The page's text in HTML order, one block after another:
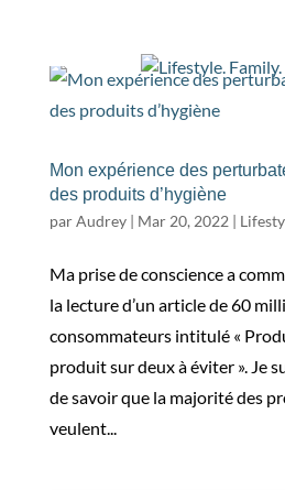
Mon expérience des
des produits d’hygiène
parAudrey| Mar 20, 2022 |
Ma prise de conscience a
la lecture d’un article de 60
consommateurs intitulé «
produit sur deux à éviter ». Je
de savoir que la majorité des
veulent...